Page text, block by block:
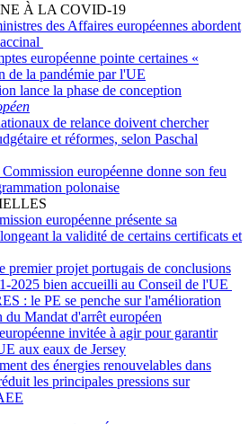
À LA COVID-19
des Affaires européennes abordent
européenne pointe certaines «
de la pandémie par l'UE
lance la phase de conception
de relance doivent chercher
et réformes, selon Paschal
européenne donne son feu
polonaise
européenne présente sa
la validité de certains certificats et
premier projet portugais de conclusions
2025 bien accueilli au Conseil de l'UE
: le PE se penche sur l'amélioration
Mandat d'arrêt européen
invitée à agir pour garantir
aux eaux de Jersey
des énergies renouvelables dans
les principales pressions sur